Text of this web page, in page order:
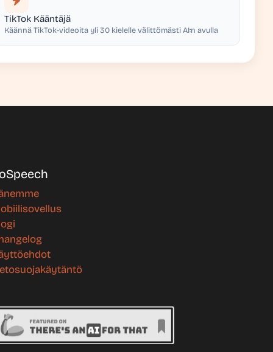
TikTok Kääntäjä
Käännä TikTok-videoita yli 30 kielelle välittömästi AI:n avulla